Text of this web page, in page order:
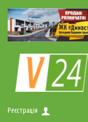
Реєстрація